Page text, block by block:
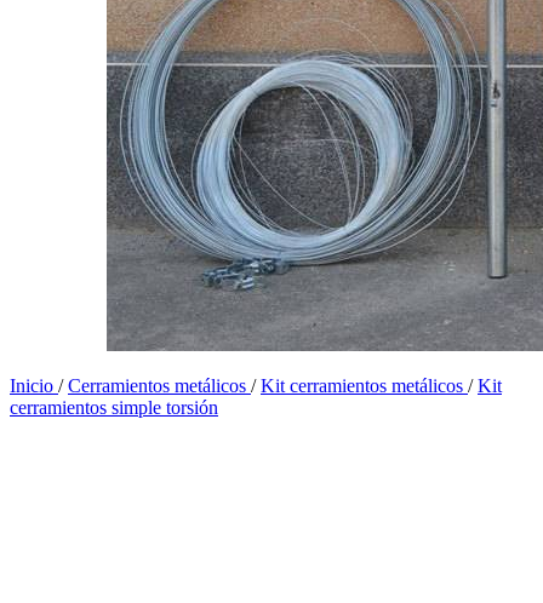
Inicio / Cerramientos metálicos / Kit cerramientos metálicos / Kit
cerramientos simple torsión